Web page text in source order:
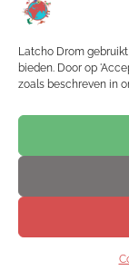
Latcho Drom
bieden. Door op
zoals beschreven in